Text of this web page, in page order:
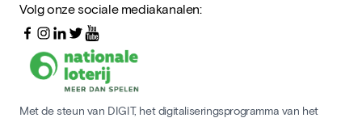
Volg onze sociale mediakanalen:
Met de steun van DIGIT, het digitaliseringsprogramma van het